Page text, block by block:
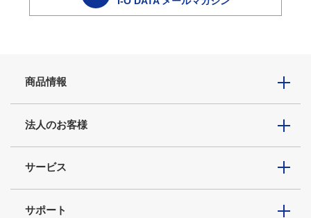
商品情報
法人のお客様
サービス
サポート